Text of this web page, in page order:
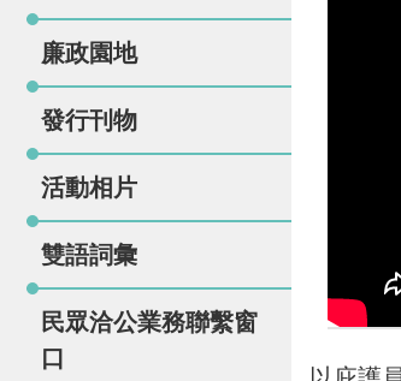
廉政園地
發行刊物
活動相片
雙語詞彙
民眾洽公業務聯繫窗
口